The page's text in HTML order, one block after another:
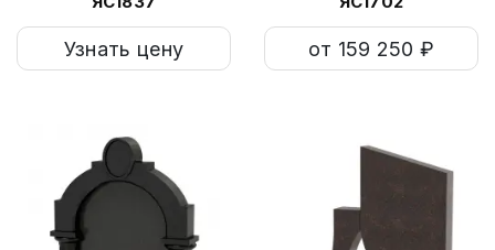
Узнать цену от 159 250 ₽